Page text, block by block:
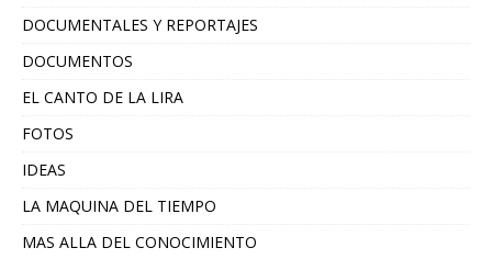
DOCUMENTALES Y REPORTAJES
DOCUMENTOS
EL CANTO DE LA LIRA
FOTOS
IDEAS
LA MAQUINA DEL TIEMPO
MAS ALLA DEL CONOCIMIENTO